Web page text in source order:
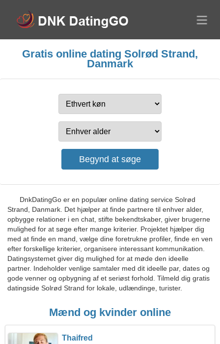
Gratis online dating Solrød Strand,
Danmark
DnkDatingGo er en populær online dating service Solrød
Strand, Danmark. Det hjælper at finde partnere til enhver alder,
opbygge relationer i en chat, stifte bekendtskaber, giver brugerne
mulighed for at søge efter mange kriterier. Projektet hjælper dig
med at finde en mand, vælge dine foretrukne profiler, finde en ven
efter forskellige kriterier, organisere interessant kommunikation.
Datingsystemet giver dig mulighed for at møde den ideelle
partner. Indeholder venlige samtaler med dit ideelle par, dates og
gode venner og opbygning af et seriøst forhold. Tilmeld dig gratis
datingside Solrød Strand for lokale, udlændinge, turister.
Mænd og kvinder online
Thaifred